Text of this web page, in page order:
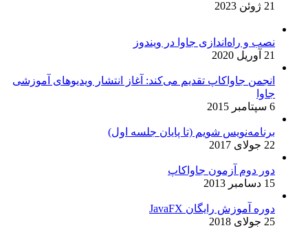
21 ژوئن 2023
نصب و راه‌اندازی جاوا در ویندوز
21 آوریل 2020
انجمن جاواکاپ تقدیم می‌کند: آغاز انتشار ویدیوهای آموزشی
جاوا
6 سپتامبر 2015
برنامه‌نویس شویم (تا پایان جلسه اول)
22 جولای 2017
دور دوم آزمون جاواکاپ
15 دسامبر 2013
دوره آموزش رایگان JavaFX
25 جولای 2018